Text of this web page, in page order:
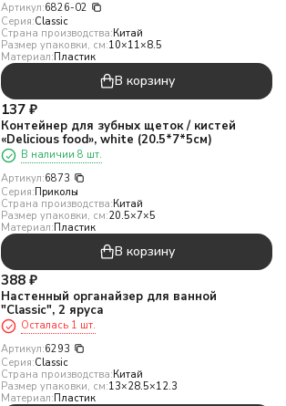
Артикул:6826-02
Серия:Classic
Страна производства:Китай
Размер упаковки, см:10×11×8.5
Материал:Пластик
В корзину
137 ₽
Контейнер для зубных щеток / кистей
«Delicious food», white (20.5*7*5см)
В наличии 8 шт.
Артикул:6873
Серия:Приколы
Страна производства:Китай
Размер упаковки, см:20.5×7×5
Материал:Пластик
В корзину
388 ₽
Настенный органайзер для ванной
"Classic", 2 яруса
Осталась 1 шт.
Артикул:6293
Серия:Classic
Страна производства:Китай
Размер упаковки, см:13×28.5×12.3
Материал:Пластик